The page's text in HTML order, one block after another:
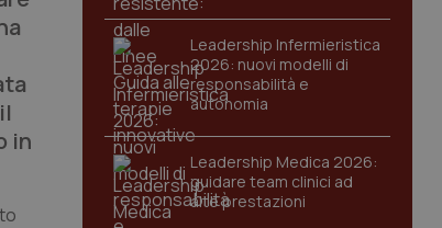
in
innovative
Leadership Infermieristica
2026: nuovi modelli di
responsabilità e
autonomia
Leadership Medica 2026:
guidare team clinici ad
alte prestazioni